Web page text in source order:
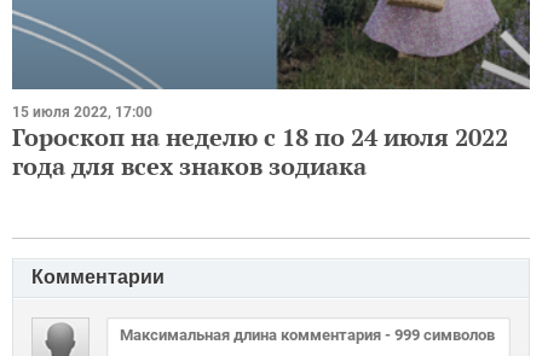
15 июля 2022, 17:00
Гороскоп на неделю с 18 по 24 июля 2022
года для всех знаков зодиака
Комментарии